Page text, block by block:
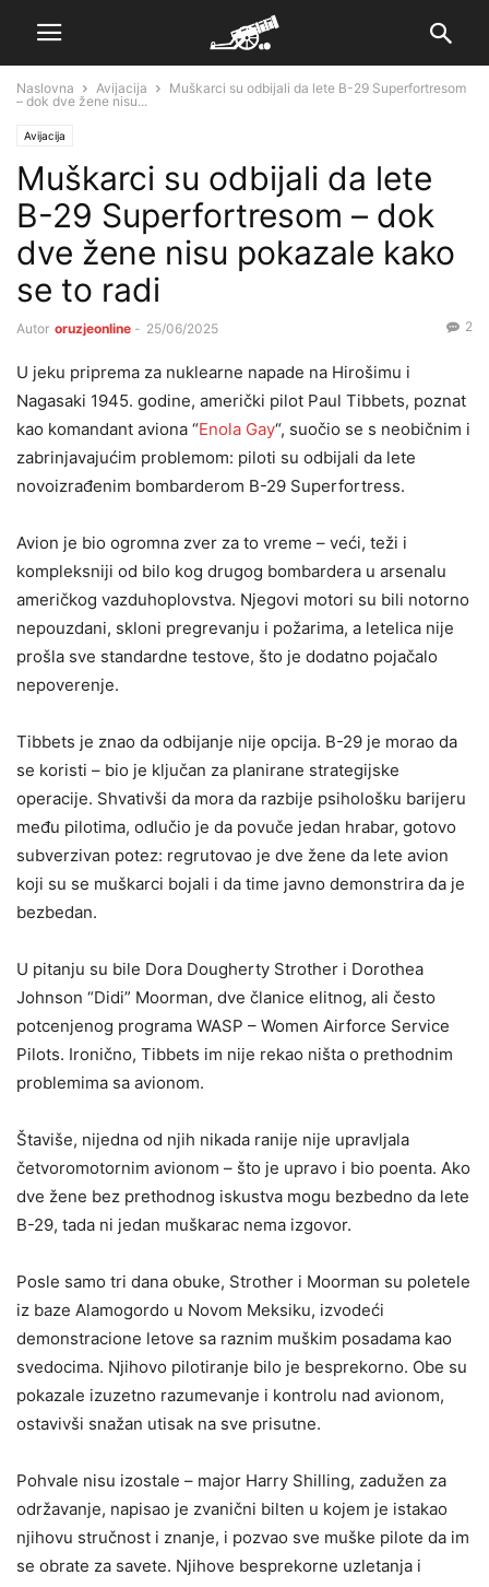
Naslovna Avijacija
Muškarci su odbijali da lete B-29 Superfortresom
– dok dve žene nisu...
Avijacija
Muškarci su odbijali da lete
B-29 Superfortresom – dok
dve žene nisu pokazale kako
se to radi
Autor oruzjeonline - 25/06/2025 2
U jeku priprema za nuklearne napade na Hirošimu i
Nagasaki 1945. godine, američki pilot Paul Tibbets, poznat
kao komandant aviona “Enola Gay“, suočio se s neobičnim i
zabrinjavajućim problemom: piloti su odbijali da lete
novoizrađenim bombarderom B-29 Superfortress.
Avion je bio ogromna zver za to vreme – veći, teži i
kompleksniji od bilo kog drugog bombardera u arsenalu
američkog vazduhoplovstva. Njegovi motori su bili notorno
nepouzdani, skloni pregrevanju i požarima, a letelica nije
prošla sve standardne testove, što je dodatno pojačalo
nepoverenje.
Tibbets je znao da odbijanje nije opcija. B-29 je morao da
se koristi – bio je ključan za planirane strategijske
operacije. Shvativši da mora da razbije psihološku barijeru
među pilotima, odlučio je da povuče jedan hrabar, gotovo
subverzivan potez: regrutovao je dve žene da lete avion
koji su se muškarci bojali i da time javno demonstrira da je
bezbedan.
U pitanju su bile Dora Dougherty Strother i Dorothea
Johnson “Didi” Moorman, dve članice elitnog, ali često
potcenjenog programa WASP – Women Airforce Service
Pilots. Ironično, Tibbets im nije rekao ništa o prethodnim
problemima sa avionom.
Štaviše, nijedna od njih nikada ranije nije upravljala
četvoromotornim avionom – što je upravo i bio poenta. Ako
dve žene bez prethodnog iskustva mogu bezbedno da lete
B-29, tada ni jedan muškarac nema izgovor.
Posle samo tri dana obuke, Strother i Moorman su poletele
iz baze Alamogordo u Novom Meksiku, izvodeći
demonstracione letove sa raznim muškim posadama kao
svedocima. Njihovo pilotiranje bilo je besprekorno. Obe su
pokazale izuzetno razumevanje i kontrolu nad avionom,
ostavivši snažan utisak na sve prisutne.
Pohvale nisu izostale – major Harry Shilling, zadužen za
održavanje, napisao je zvanični bilten u kojem je istakao
njihovu stručnost i znanje, i pozvao sve muške pilote da im
se obrate za savete. Njihove besprekorne uzletanja i